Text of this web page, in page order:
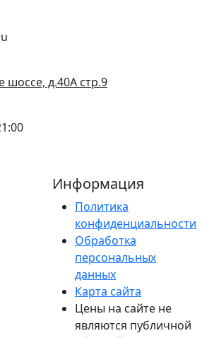
шоссе, д.40А стр.9
Информация
Политика
конфиденциальности
Обработка
персональных
данных
Карта сайта
Цены на сайте не
являются публичной